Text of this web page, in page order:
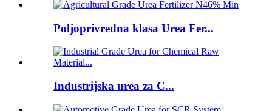
Poljoprivredna klasa Urea Fer...
Industrijska urea za C...